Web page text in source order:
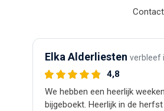
Elka Alderliesten verbleef
4,8
We hebben een heerlijk
bijgeboekt. Heerlijk in de